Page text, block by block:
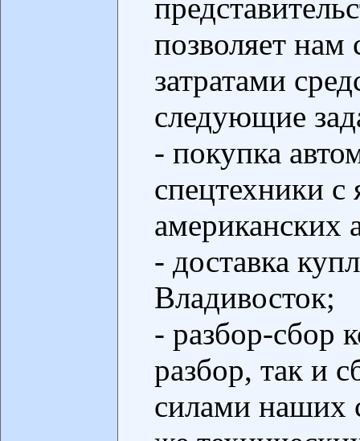
позволяет
затратами
следующие
- покупка
спецтехники с
американских
- доставка
Владивосток;
- разбор-сбор
разбор, так и
силами наших